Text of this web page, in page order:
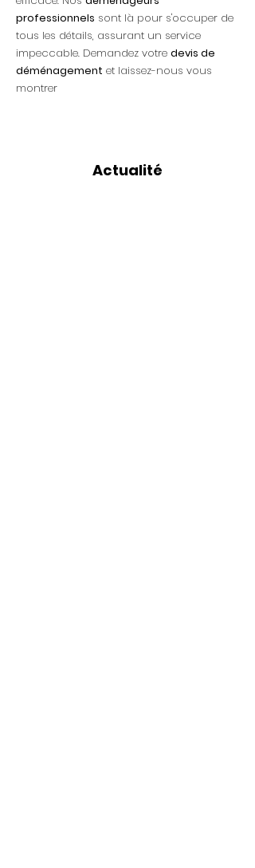
professionnels sont là pour s'occuper de
tous les détails, assurant un service
impeccable. Demandez votre devis de
déménagement et laissez-nous vous
montrer
Actualité